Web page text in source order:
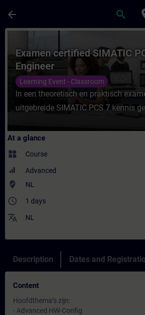
arrow_back search
Examen certified SIMATIC
Engineer
Learning Event - Classroom
In een theoretisch en praktisch
uitgebreide SIMATIC PCS 7 kennis
At a glance
widgets Course
Advanced
where_to_vote NL
access_time 1 days
translate NL
Description Dates and
Content
Hoofdthema’s zijn:
- Advanced HW-Config